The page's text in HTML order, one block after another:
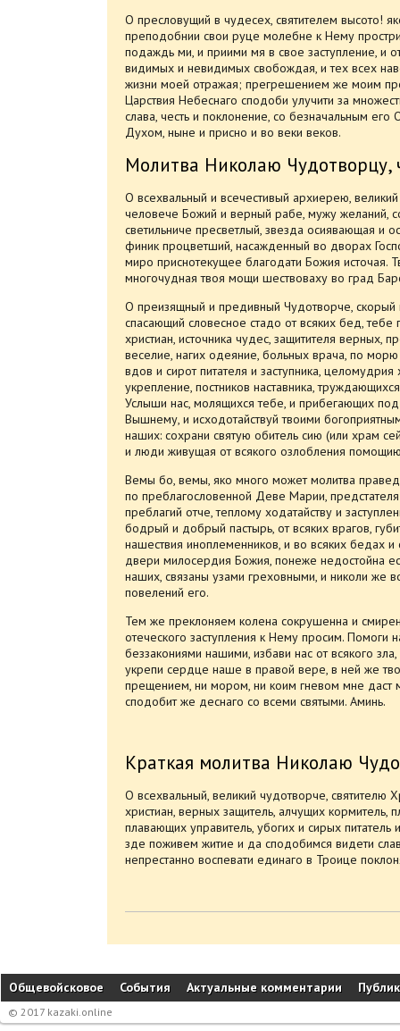
О пресловущий в чудесех, святителем высото!
преподобнии свои руце молебне к Нему
подаждь ми, и приими мя в свое заступление, и
видимых и невидимых свобождая, и тех всех
жизни моей отражая; прегрешением же моим
Царствия Небеснаго сподоби улучити за
слава, честь и поклонение, со безначальным
Духом, ныне и присно и во веки веков.
Молитва Николаю Чудотворцу,
О всехвальный и всечестивый архиерею,
человече Божий и верный рабе, мужу желаний,
светильниче пресветлый, звезда осиявающая
финик процветший, насажденный во дворах
миро приснотекущее благодати Божия источая.
многочудная твоя мощи шествоваху во град
О преизящный и предивный Чудотворче,
спасающий словесное стадо от всяких бед,
христиан, источника чудес, защитителя верных,
веселие, нагих одеяние, больных врача, по
вдов и сирот питателя и заступника,
укрепление, постников наставника,
Услыши нас, молящихся тебе, и прибегающих под
Вышнему, и исходотайствуй твоими
наших: сохрани святую обитель сию (или храм
и люди живущая от всякого озлобления
Вемы бо, вемы, яко много может молитва
по преблагословенной Деве Марии,
преблагий отче, теплому ходатайству и
бодрый и добрый пастырь, от всяких врагов,
нашествия иноплеменников, и во всяких бедах
двери милосердия Божия, понеже недостойна
наших, связаны узами греховными, и николи же
повелений его.
Тем же преклоняем колена сокрушенна и
отеческого заступления к Нему просим.
беззакониями нашими, избави нас от всякого
укрепи сердце наше в правой вере, в ней же
прещением, ни мором, ни коим гневом мне даст
сподобит же деснаго со всеми святыми. Аминь.
Краткая молитва Николаю
О всехвальный, великий чудотворче,
христиан, верных защитель, алчущих
плавающих управитель, убогих и сирых
зде поживем житие и да сподобимся видети
непрестанно воспевати единаго в Троице
Общевойсковое События Актуальные комментарии
© 2017 kazaki.online